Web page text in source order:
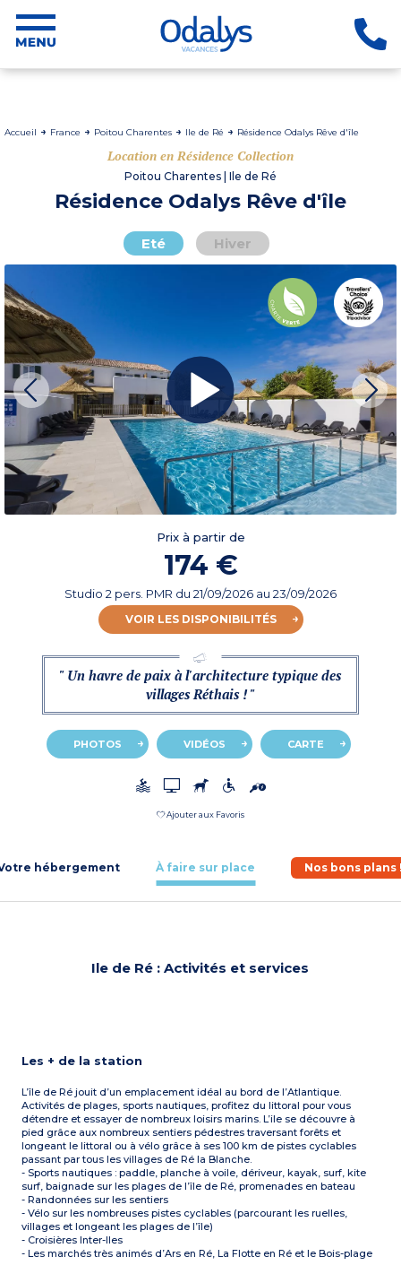
Accueil France Poitou Charentes Ile de Ré Résidence Odalys Rêve d'île
Location en Résidence Collection
Poitou Charentes | Ile de Ré
Résidence Odalys Rêve d'île
Eté Hiver
Prix à partir de
174 €
Studio 2 pers. PMR du 21/09/2026 au 23/09/2026
VOIR LES DISPONIBILITÉS
" Un havre de paix à l'architecture typique des
villages Réthais ! "
PHOTOS VIDÉOS CARTE
Ajouter aux Favoris
hébergement À faire sur place Nos bons plans
Ile de Ré : Activités et services
Les + de la station
L’île de Ré jouit d’un emplacement idéal au bord de l’Atlantique.
Activités de plages, sports nautiques, profitez du littoral pour vous
détendre et essayer de nombreux loisirs marins. L’ile se découvre à
pied grâce aux nombreux sentiers pédestres traversant forêts et
longeant le littoral ou à vélo grâce à ses 100 km de pistes cyclables
passant par tous les villages de Ré la Blanche.
- Sports nautiques : paddle, planche à voile, dériveur, kayak, surf, kite
surf, baignade sur les plages de l’île de Ré, promenades en bateau
- Randonnées sur les sentiers
- Vélo sur les nombreuses pistes cyclables (parcourant les ruelles,
villages et longeant les plages de l’île)
- Croisières Inter-Iles
- Les marchés très animés d’Ars en Ré, La Flotte en Ré et le Bois-plage